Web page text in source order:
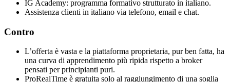
IG Academy: programma formativo strutturato in italiano.
Assistenza clienti in italiano via telefono, email e chat.
Contro
L’offerta è vasta e la piattaforma proprietaria, pur ben fatta, ha
una curva di apprendimento più ripida rispetto a broker
pensati per principianti puri.
ProRealTime è gratuita solo al raggiungimento di una soglia